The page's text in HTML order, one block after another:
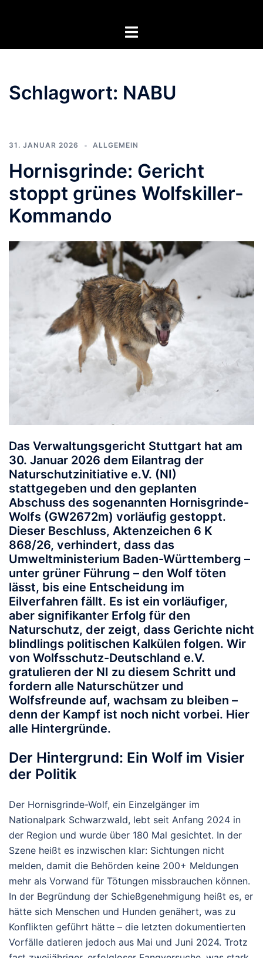
Menü
Schlagwort: NABU
31. JANUAR 2026 ALLGEMEIN
Hornisgrinde: Gericht
stoppt grünes Wolfskiller-
Kommando
Das Verwaltungsgericht Stuttgart hat am
30. Januar 2026 dem Eilantrag der
Naturschutzinitiative e.V. (NI)
stattgegeben und den geplanten
Abschuss des sogenannten Hornisgrinde-
Wolfs (GW2672m) vorläufig gestoppt.
Dieser Beschluss, Aktenzeichen 6 K
868/26, verhindert, dass das
Umweltministerium Baden-Württemberg –
unter grüner Führung – den Wolf töten
lässt, bis eine Entscheidung im
Eilverfahren fällt. Es ist ein vorläufiger,
aber signifikanter Erfolg für den
Naturschutz, der zeigt, dass Gerichte nicht
blindlings politischen Kalkülen folgen. Wir
von Wolfsschutz-Deutschland e.V.
gratulieren der NI zu diesem Schritt und
fordern alle Naturschützer und
Wolfsfreunde auf, wachsam zu bleiben –
denn der Kampf ist noch nicht vorbei. Hier
alle Hintergründe.
Der Hintergrund: Ein Wolf im Visier
der Politik
Der Hornisgrinde-Wolf, ein Einzelgänger im
Nationalpark Schwarzwald, lebt seit Anfang 2024 in
der Region und wurde über 180 Mal gesichtet. In der
Szene heißt es inzwischen klar: Sichtungen nicht
melden, damit die Behörden keine 200+ Meldungen
mehr als Vorwand für Tötungen missbrauchen können.
In der Begründung der Schießgenehmigung heißt es, er
hätte sich Menschen und Hunden genähert, was zu
Konflikten geführt hätte – die letzten dokumentierten
Vorfälle datieren jedoch aus Mai und Juni 2024. Trotz